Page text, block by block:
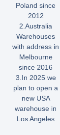
Poland since
2012
2.Australia
Warehouses
with address in
Melbourne
since 2016
3.In 2025 we
plan to open a
new USA
warehouse in
Los Angeles